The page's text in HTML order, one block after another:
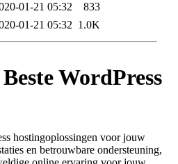
01-21 05:32
833
01-21 05:32 1.0K
WordPress
hostingoplossingen voor jouw
en betrouwbare ondersteuning,